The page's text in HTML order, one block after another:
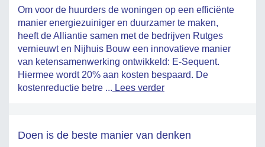
Om voor de huurders de woningen op een efficiënte
manier energiezuiniger en duurzamer te maken,
heeft de Alliantie samen met de bedrijven Rutges
vernieuwt en Nijhuis Bouw een innovatieve manier
van ketensamenwerking ontwikkeld: E-Sequent.
Hiermee wordt 20% aan kosten bespaard. De
kostenreductie betre ... Lees verder
Doen is de beste manier van denken